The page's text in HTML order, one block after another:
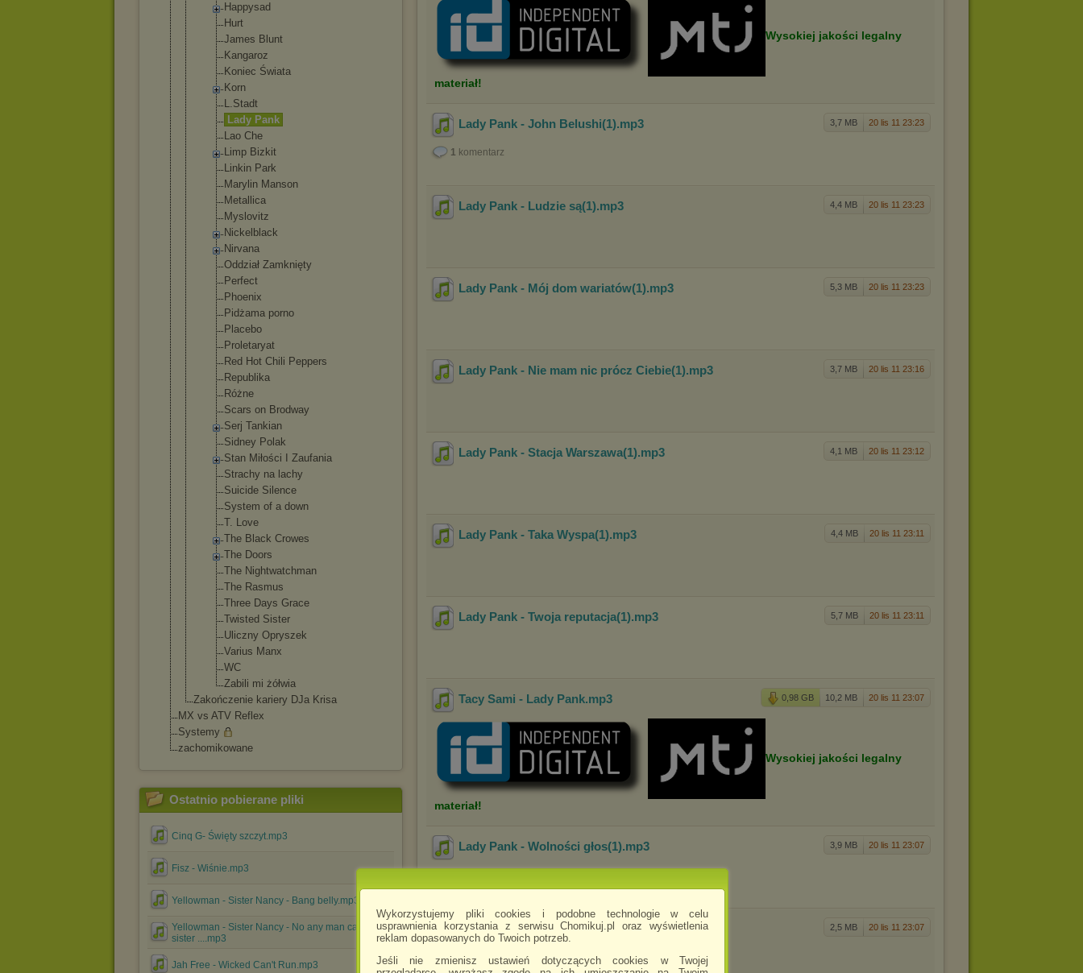
Wykorzystujemy pliki cookies i podobne technologie w celu
usprawnienia korzystania z serwisu Chomikuj.pl oraz wyświetlenia
reklam dopasowanych do Twoich potrzeb.
Jeśli nie zmienisz ustawień dotyczących cookies w Twojej
Happysad
Hurt
James Blunt
Kangaroz
Koniec Świata
Korn
L.Stadt
Lady Pank
Lao Che
Limp Bizkit
Linkin Park
Marylin Manson
Metallica
Myslovitz
Nickelbl ack
Nirvana
Oddział Zamknięty
Perfect
Phoenix
Pidżama porno
Placebo
Proletaryat
Red Hot Chili Peppers
Republika
Różne
Scars on Brodway
Serj Tankian
Sidney Polak
Stan Miłości I Zaufania
Strachy na lachy
Suicide Silence
System of a down
T. Love
The Black Crowes
The Doors
The Nightwatchman
The Rasmus
Three Days Grace
Twisted Sister
Uliczny Opryszek
Varius Manx
WC
Zabili mi żółwia
Zakończenie kariery DJa Krisa
MX vs ATV Reflex
Systemy
zachomikowane
Ostatnio pobierane pliki
Cinq G- Święty szczyt.mp3
Fisz - Wiśnie.mp3
Yellowman - Sister Nancy - Bang belly.mp3
Yellowman - Sister Nancy - No any man can test
sister ....mp3
Jah Free - Wicked Can't Run.mp3
Wysokiej jakości legalny
materiał!
3,7 MB 20 lis 11 23:23
Lady Pank - John Belushi(1).mp3
1 komentarz
4,4 MB 20 lis 11 23:23
Lady Pank - Ludzie są(1).mp3
5,3 MB 20 lis 11 23:23
Lady Pank - Mój dom wariatów(1).mp3
3,7 MB 20 lis 11 23:16
Lady Pank - Nie mam nic prócz Ciebie(1).mp3
4,1 MB 20 lis 11 23:12
Lady Pank - Stacja Warszawa(1).mp3
4,4 MB 20 lis 11 23:11
Lady Pank - Taka Wyspa(1).mp3
5,7 MB 20 lis 11 23:11
Lady Pank - Twoja reputacja(1).mp3
0,98 GB 10,2 MB 20 lis 11 23:07
Tacy Sami - Lady Pank.mp3
Wysokiej jakości legalny
materiał!
3,9 MB 20 lis 11 23:07
Lady Pank - Wolności głos(1).mp3
2,5 MB 20 lis 11 23:07
Lady Pank - Sexi plexi(1).mp3